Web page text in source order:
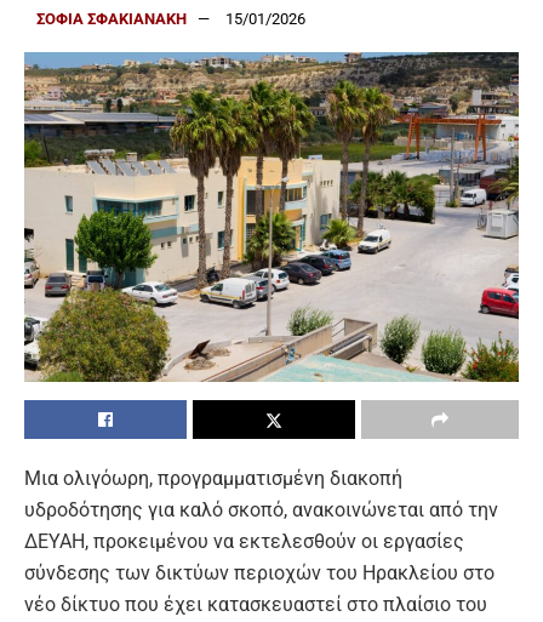
ΣΟΦΙΑ ΣΦΑΚΙΑΝΑΚΗ 15/01/2026
Μια ολιγόωρη, προγραμματισμένη διακοπή
υδροδότησης για καλό σκοπό, ανακοινώνεται από την
ΔΕΥΑΗ, προκειμένου να εκτελεσθούν οι εργασίες
σύνδεσης των δικτύων περιοχών του Ηρακλείου στο
νέο δίκτυο που έχει κατασκευαστεί στο πλαίσιο του